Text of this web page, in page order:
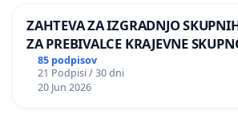
ZAHTEVA ZA IZGRADNJO
ZA PREBIVALCE KRAJEVNE
PRESTRANEK
85 podpisov
21 Podpisi / 30 dni
20 Jun 2026